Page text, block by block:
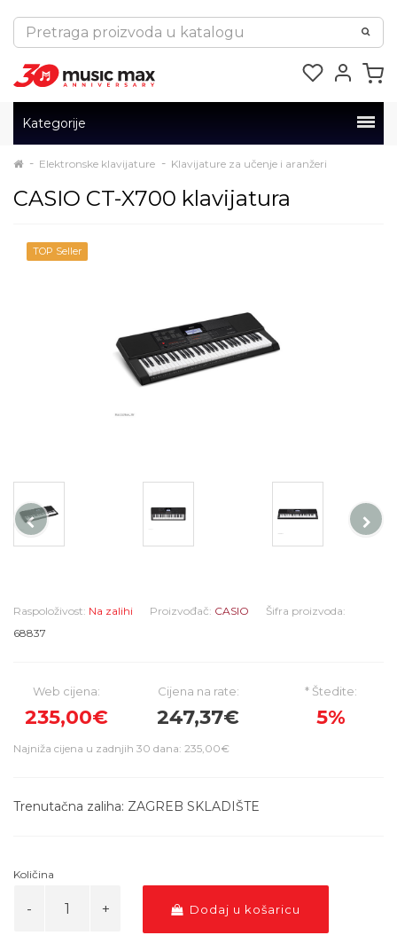
Kategorije
Elektronske klavijature Klavijature za učenje i aranžeri
CASIO CT-X700 klavijatura
TOP Seller
Raspoloživost: Na zalihi Proizvođač: CASIO
Šifra proizvoda:
68837
Web cijena:
235,00€
Cijena na rate:
247,37€
* Štedite:
5%
Najniža cijena u zadnjih 30 dana: 235,00€
Trenutačna zaliha: ZAGREB SKLADIŠTE
Količina
Dodaj u košaricu